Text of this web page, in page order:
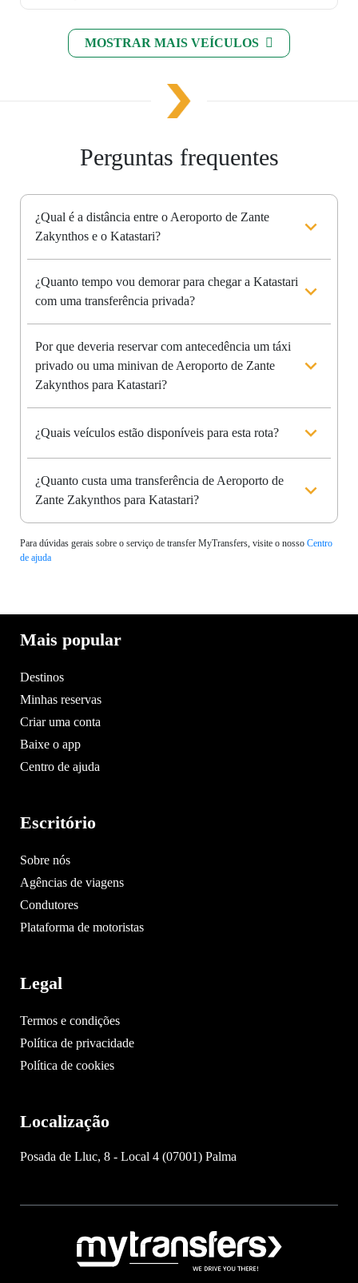
MOSTRAR MAIS VEÍCULOS
Perguntas frequentes
¿Qual é a distância entre o Aeroporto de Zante
Zakynthos e o Katastari?
¿Quanto tempo vou demorar para chegar a Katastari
com uma transferência privada?
Por que deveria reservar com antecedência um táxi
privado ou uma minivan de Aeroporto de Zante
Zakynthos para Katastari?
¿Quais veículos estão disponíveis para esta rota?
¿Quanto custa uma transferência de Aeroporto de
Zante Zakynthos para Katastari?
Para dúvidas gerais sobre o serviço de transfer MyTransfers, visite o nosso Centro
de ajuda
Mais popular
Destinos
Minhas reservas
Criar uma conta
Baixe o app
Centro de ajuda
Escritório
Sobre nós
Agências de viagens
Condutores
Plataforma de motoristas
Legal
Termos e condições
Política de privacidade
Política de cookies
Localização
Posada de Lluc, 8 - Local 4 (07001) Palma